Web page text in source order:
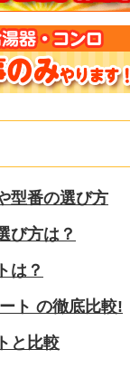
型番の選び方
び方は？
は？
ト の徹底比較!
と比較